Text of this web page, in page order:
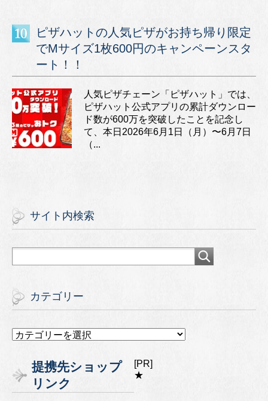
ピザハットの人気ピザがお持ち帰り限定
でMサイズ1枚600円のキャンペーンスタ
ート！！
人気ピザチェーン「ピザハット」では、
ピザハット公式アプリの累計ダウンロー
ド数が600万を突破したことを記念し
て、本日2026年6月1日（月）〜6月7日
（...
サイト内検索
カテゴリー
カ
リ
ー
提携先ショップ
リンク
[PR]
★